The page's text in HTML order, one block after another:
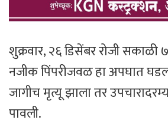
शुक्रवार, २६ डिसेंबर रोजी सकाळी
नजीक पिंपरीजवळ हा अपघात
जागीच मृत्यू झाला तर
पावली.